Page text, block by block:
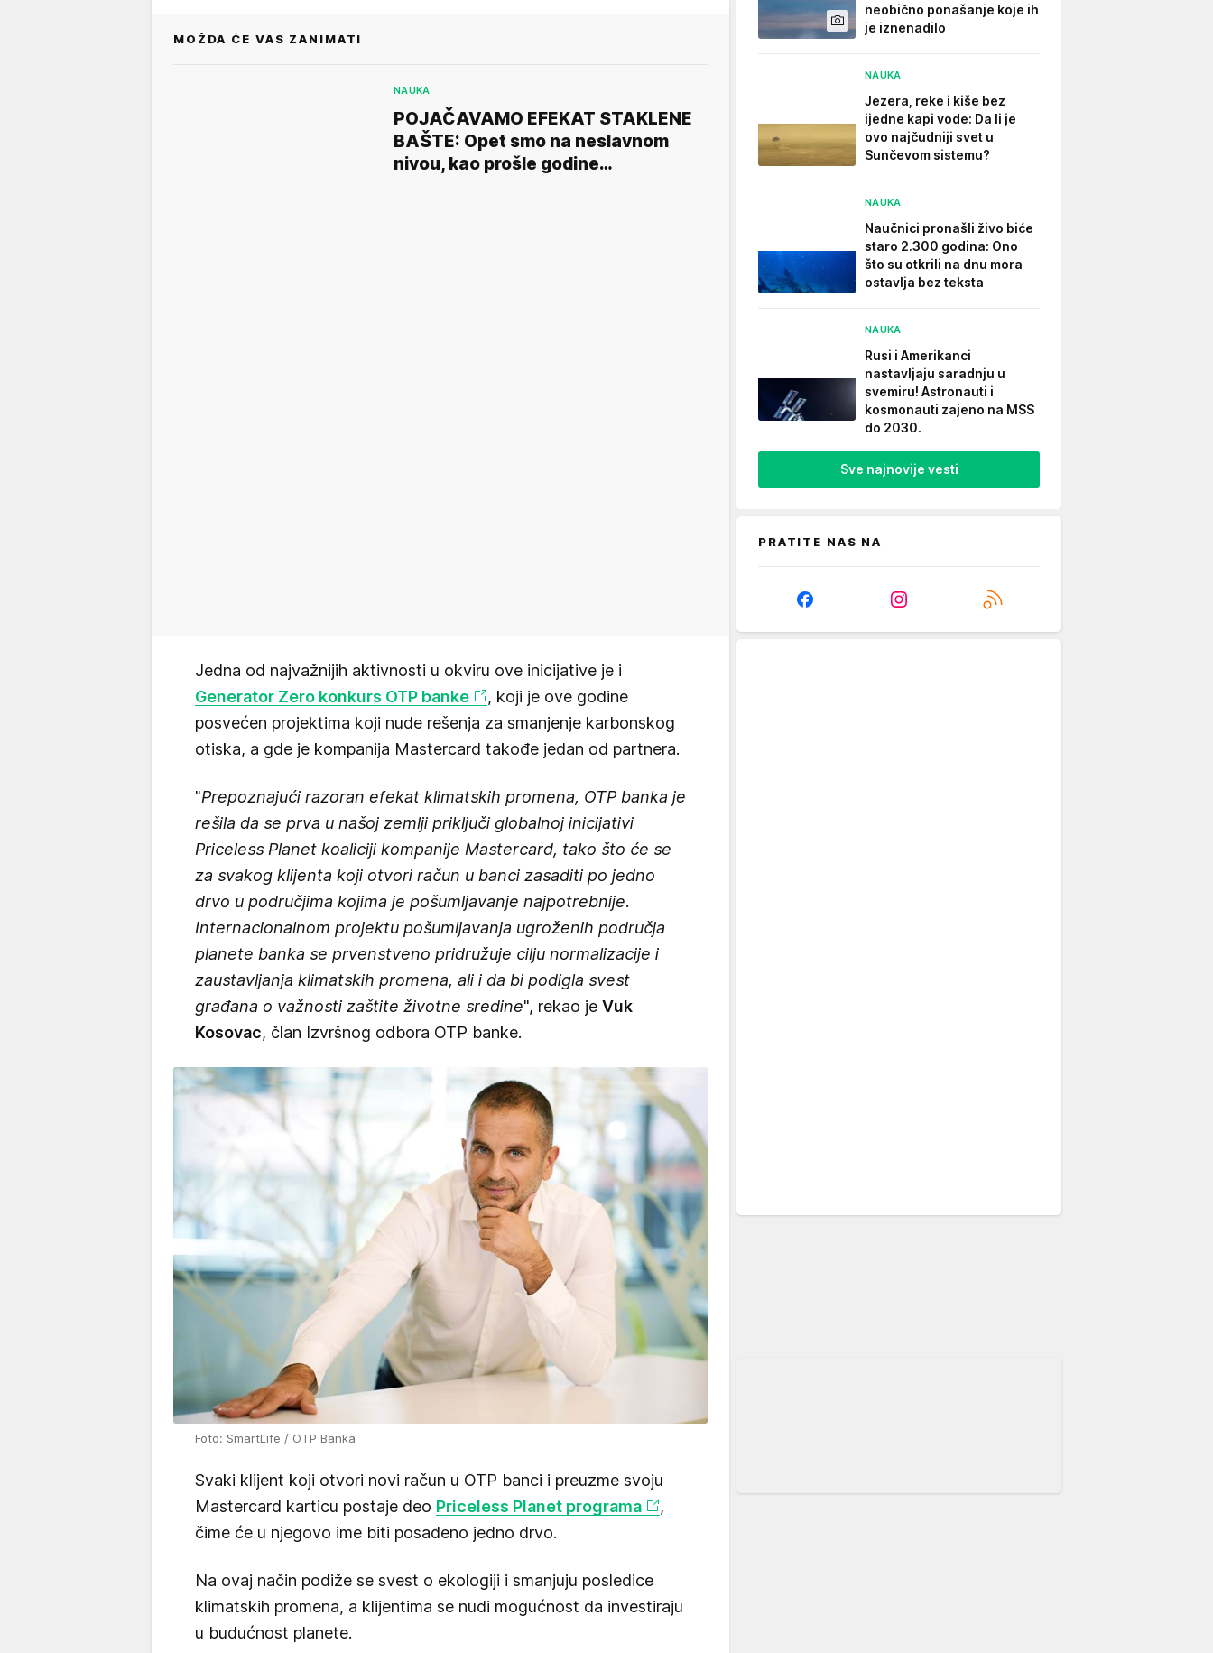
MOŽDA ĆE VAS ZANIMATI
NAUKA
POJAČAVAMO EFEKAT STAKLENE
BAŠTE: Opet smo na neslavnom
nivou, kao prošle godine…
Jedna od najvažnijih aktivnosti u okviru ove inicijative je i
Generator Zero konkurs OTP banke
, koji je ove godine
posvećen projektima koji nude rešenja za smanjenje karbonskog
otiska, a gde je kompanija Mastercard takođe jedan od partnera.
"Prepoznajući razoran efekat klimatskih promena, OTP banka je
rešila da se prva u našoj zemlji priključi globalnoj inicijativi
Priceless Planet koaliciji kompanije Mastercard, tako što će se
za svakog klijenta koji otvori račun u banci zasaditi po jedno
drvo u područjima kojima je pošumljavanje najpotrebnije.
Internacionalnom projektu pošumljavanja ugroženih područja
planete banka se prvenstveno pridružuje cilju normalizacije i
zaustavljanja klimatskih promena, ali i da bi podigla svest
građana o važnosti zaštite životne sredine", rekao je Vuk
Kosovac, član Izvršnog odbora OTP banke.
Foto: SmartLife / OTP Banka
Svaki klijent koji otvori novi račun u OTP banci i preuzme svoju
Mastercard karticu postaje deo Priceless Planet programa
,
čime će u njegovo ime biti posađeno jedno drvo.
Na ovaj način podiže se svest o ekologiji i smanjuju posledice
klimatskih promena, a klijentima se nudi mogućnost da investiraju
u budućnost planete.
neobično ponašanje koje ih
je iznenadilo
NAUKA
Jezera, reke i kiše bez
ijedne kapi vode: Da li je
ovo najčudniji svet u
Sunčevom sistemu?
NAUKA
Naučnici pronašli živo biće
staro 2.300 godina: Ono
što su otkrili na dnu mora
ostavlja bez teksta
NAUKA
Rusi i Amerikanci
nastavljaju saradnju u
svemiru! Astronauti i
kosmonauti zajeno na MSS
do 2030.
Sve najnovije vesti
PRATITE NAS NA